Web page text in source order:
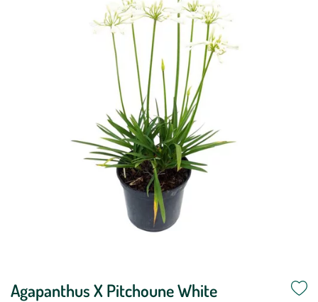
Agapanthus X Pitchoune White
Période
Oui
Oui
Oui
Oui
Oui
Oui
Oui
Oui
Oui
Oui
Oui
Oui